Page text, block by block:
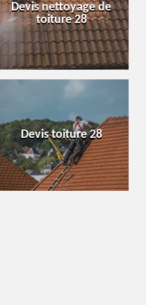
Devis nettoyage de
toiture 28
Devis toiture 28